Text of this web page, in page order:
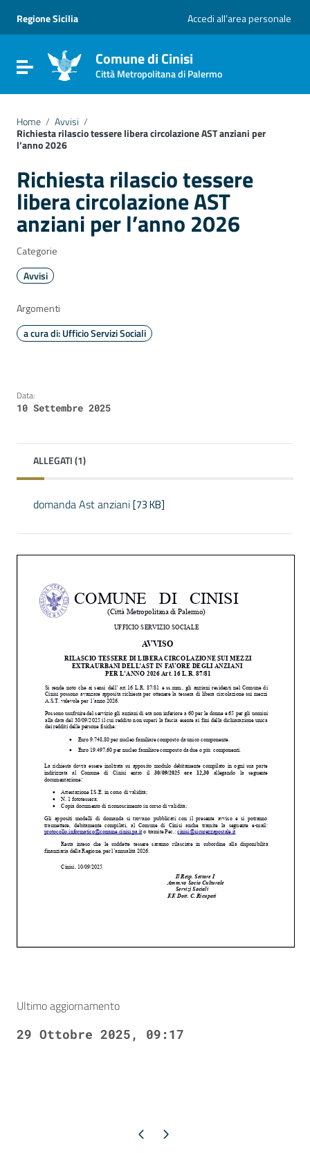
Vai al menu di navigazione
Vai al footer
Regione Sicilia Accedi all’area personale
Attiva / disattiva la navigazione
Comune di Cinisi
Città Metropolitana di Palermo
Home / Avvisi /
Richiesta rilascio tessere libera circolazione AST anziani per
l’anno 2026
Richiesta rilascio tessere
libera circolazione AST
anziani per l’anno 2026
Categorie
Avvisi
Argomenti
a cura di: Ufficio Servizi Sociali
Data:
10 Settembre 2025
ALLEGATI (1)
domanda Ast anziani[73 KB]
Ultimo aggiornamento
29 Ottobre 2025, 09:17
Pagina precedente
Pagina successiva